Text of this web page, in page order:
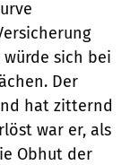
sich bei
Der
hat zitternd
war er, als
Obhut der